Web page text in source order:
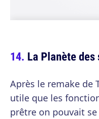
La Planète
Après le remake de
utile que les
prêtre on pouvait